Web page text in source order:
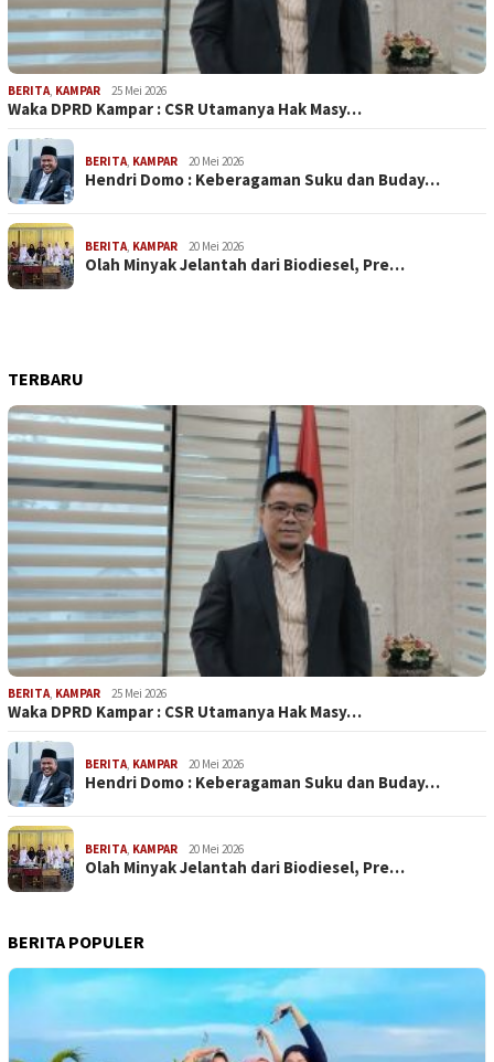
BERITA, KAMPAR 25 Mei 2026
Waka DPRD Kampar : CSR Utamanya Hak Masy…
BERITA, KAMPAR 20 Mei 2026
Hendri Domo : Keberagaman Suku dan Buday…
BERITA, KAMPAR 20 Mei 2026
Olah Minyak Jelantah dari Biodiesel, Pre…
TERBARU
BERITA, KAMPAR 25 Mei 2026
Waka DPRD Kampar : CSR Utamanya Hak Masy…
BERITA, KAMPAR 20 Mei 2026
Hendri Domo : Keberagaman Suku dan Buday…
BERITA, KAMPAR 20 Mei 2026
Olah Minyak Jelantah dari Biodiesel, Pre…
BERITA POPULER